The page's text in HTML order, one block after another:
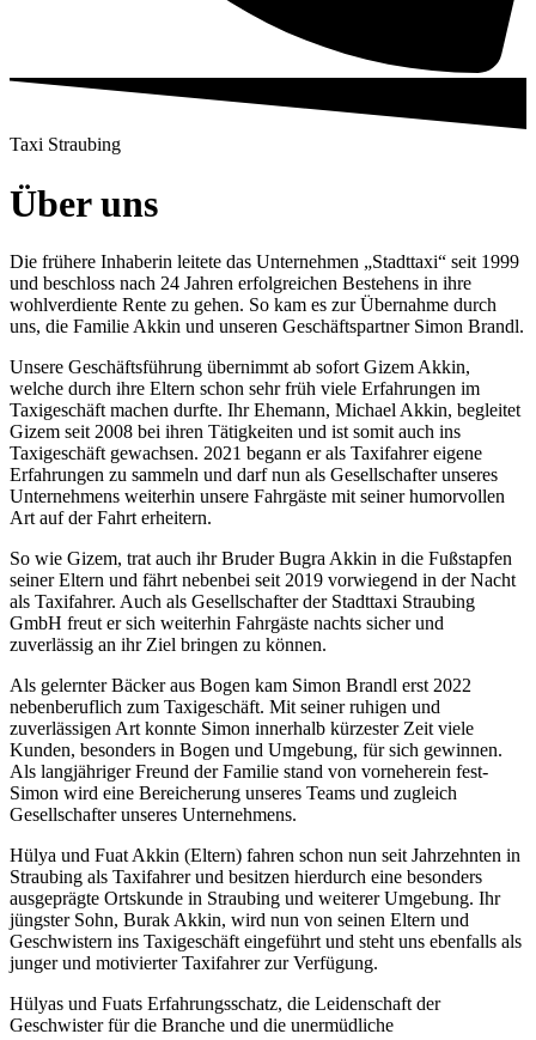
Taxi Straubing
Über uns
Die frühere Inhaberin leitete das Unternehmen „Stadttaxi“ seit 1999
und beschloss nach 24 Jahren erfolgreichen Bestehens in ihre
wohlverdiente Rente zu gehen. So kam es zur Übernahme durch
uns, die Familie Akkin und unseren Geschäftspartner Simon Brandl.
Unsere Geschäftsführung übernimmt ab sofort Gizem Akkin,
welche durch ihre Eltern schon sehr früh viele Erfahrungen im
Taxigeschäft machen durfte. Ihr Ehemann, Michael Akkin, begleitet
Gizem seit 2008 bei ihren Tätigkeiten und ist somit auch ins
Taxigeschäft gewachsen. 2021 begann er als Taxifahrer eigene
Erfahrungen zu sammeln und darf nun als Gesellschafter unseres
Unternehmens weiterhin unsere Fahrgäste mit seiner humorvollen
Art auf der Fahrt erheitern.
So wie Gizem, trat auch ihr Bruder Bugra Akkin in die Fußstapfen
seiner Eltern und fährt nebenbei seit 2019 vorwiegend in der Nacht
als Taxifahrer. Auch als Gesellschafter der Stadttaxi Straubing
GmbH freut er sich weiterhin Fahrgäste nachts sicher und
zuverlässig an ihr Ziel bringen zu können.
Als gelernter Bäcker aus Bogen kam Simon Brandl erst 2022
nebenberuflich zum Taxigeschäft. Mit seiner ruhigen und
zuverlässigen Art konnte Simon innerhalb kürzester Zeit viele
Kunden, besonders in Bogen und Umgebung, für sich gewinnen.
Als langjähriger Freund der Familie stand von vorneherein fest-
Simon wird eine Bereicherung unseres Teams und zugleich
Gesellschafter unseres Unternehmens.
Hülya und Fuat Akkin (Eltern) fahren schon nun seit Jahrzehnten in
Straubing als Taxifahrer und besitzen hierdurch eine besonders
ausgeprägte Ortskunde in Straubing und weiterer Umgebung. Ihr
jüngster Sohn, Burak Akkin, wird nun von seinen Eltern und
Geschwistern ins Taxigeschäft eingeführt und steht uns ebenfalls als
junger und motivierter Taxifahrer zur Verfügung.
Hülyas und Fuats Erfahrungsschatz, die Leidenschaft der
Geschwister für die Branche und die unermüdliche